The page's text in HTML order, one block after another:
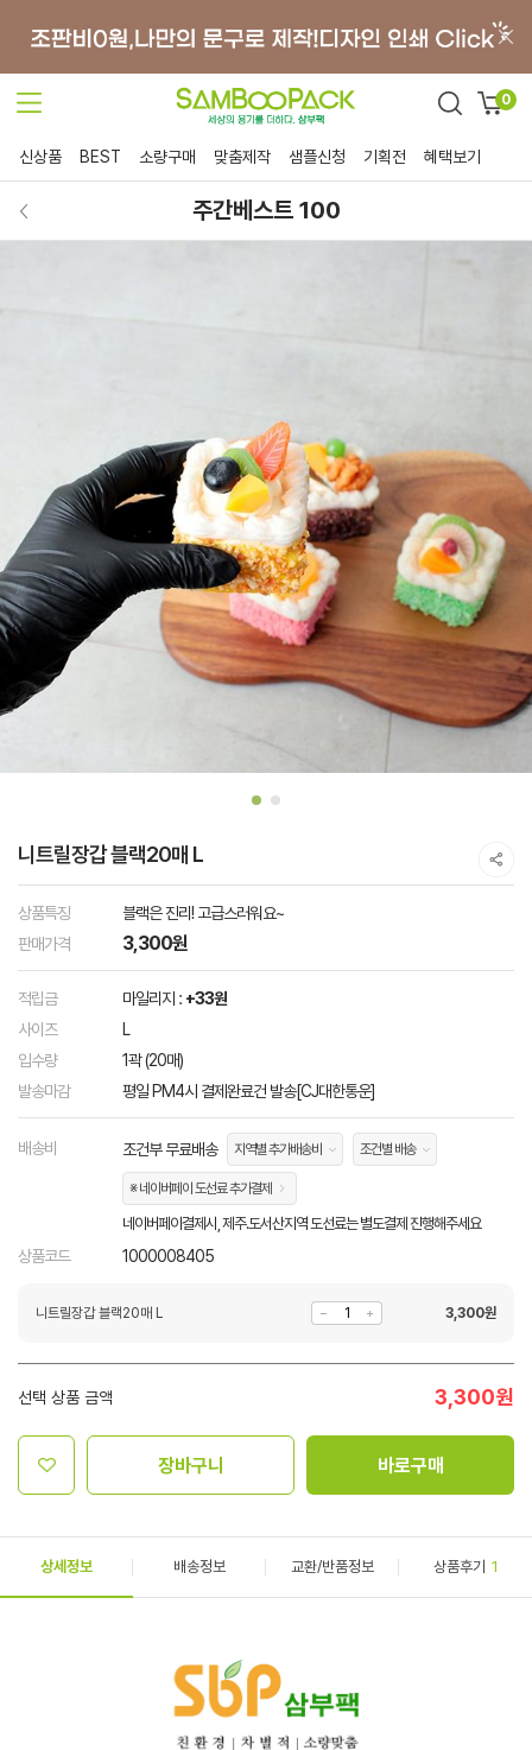
0
신상품 BEST 소량구매 맞춤제작 샘플신청 기획전 혜택보기
주간베스트 100
니트릴장갑 블랙20매 L
상품특징
블랙은 진리! 고급스러워요~
판매가격
3,300원
적립금 마일리지 : +33원
사이즈
L
입수량
1곽 (20매)
발송마감
평일 PM4시 결제완료건 발송[CJ대한통운]
배송비 조건부 무료배송 지역별 추가배송비 조건별 배송
※ 네이버페이 도선료 추가결제
네이버페이결제시, 제주.도서산지역 도선료는 별도결제 진행해주세요
상품코드 1000008405
니트릴장갑 블랙20매 L 3,300원
선택 상품 금액 3,300원
장바구니 바로구매
상세정보 배송정보 교환/반품정보 상품후기 1